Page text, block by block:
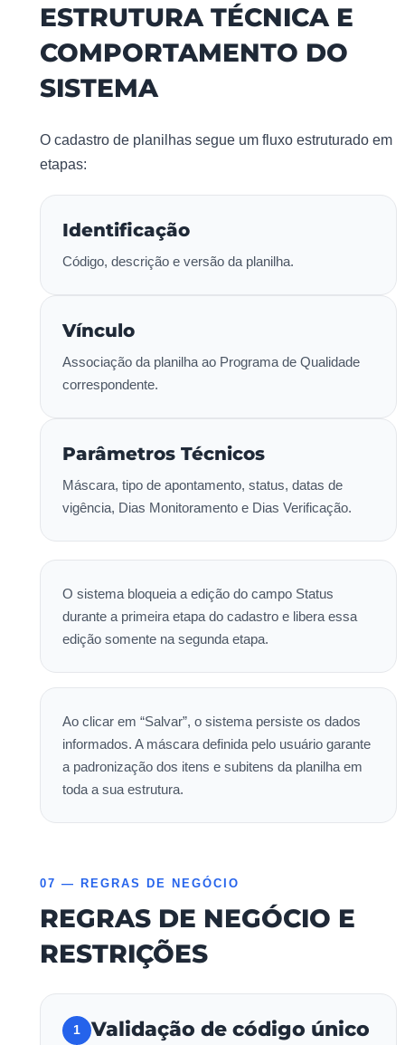
ESTRUTURA TÉCNICA E
COMPORTAMENTO DO
SISTEMA
O cadastro de planilhas segue um fluxo estruturado em
etapas:
Identificação
Código, descrição e versão da planilha.
Vínculo
Associação da planilha ao Programa de Qualidade
correspondente.
Parâmetros Técnicos
Máscara, tipo de apontamento, status, datas de
vigência, Dias Monitoramento e Dias Verificação.
O sistema bloqueia a edição do campo Status
durante a primeira etapa do cadastro e libera essa
edição somente na segunda etapa.
Ao clicar em “Salvar”, o sistema persiste os dados
informados. A máscara definida pelo usuário garante
a padronização dos itens e subitens da planilha em
toda a sua estrutura.
07 — REGRAS DE NEGÓCIO
REGRAS DE NEGÓCIO E
RESTRIÇÕES
1 Validação de código único